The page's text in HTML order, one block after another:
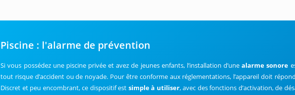
Piscine : l'alarme de prévention
Si vous possédez une piscine privée et avez de jeunes enfants, l’installation d’unealarme sonore
tout risque d’accident ou de noyade. Pour être conforme aux réglementations, l’appareil doit
Discret et peu encombrant, ce dispositif est simple à utiliser, avec des fonctions d’activation, de